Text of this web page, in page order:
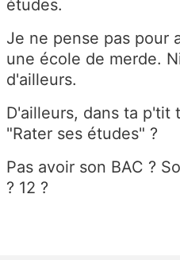
études.
Je ne pense pas pour
une école de merde.
d'ailleurs.
D'ailleurs, dans ta p'tit
"Rater ses études" ?
Pas avoir son BAC ?
? 12 ?